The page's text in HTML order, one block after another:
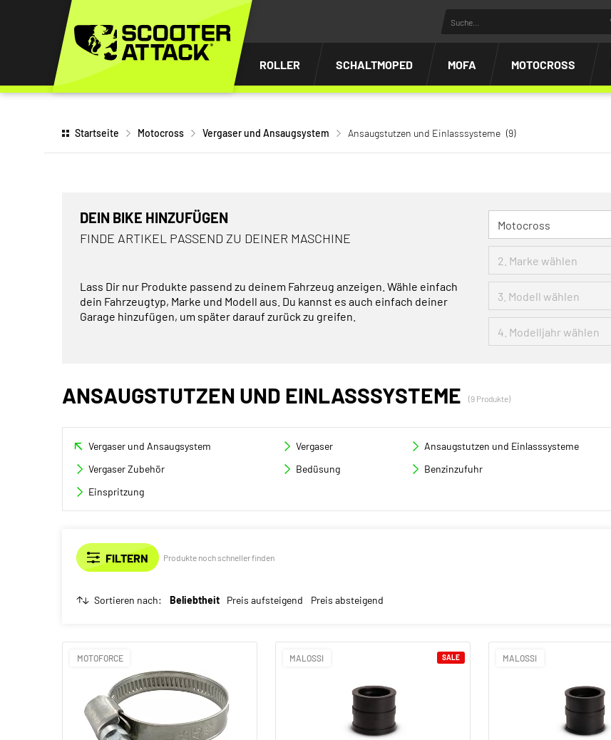
ROLLER SCHALTMOPED MOFA MOTOCROSS
Startseite Motocross Vergaser und Ansaugsystem Ansaugstutzen und Einlasssysteme (9)
DEIN BIKE HINZUFÜGEN
FINDE ARTIKEL PASSEND ZU DEINER MASCHINE
Lass Dir nur Produkte passend zu deinem Fahrzeug anzeigen. Wähle einfach
dein Fahrzeugtyp, Marke und Modell aus. Du kannst es auch einfach deiner
Garage hinzufügen, um später darauf zurück zu greifen.
ANSAUGSTUTZEN UND EINLASSSYSTEME (9 Produkte)
Vergaser und Ansaugsystem Vergaser Ansaugstutzen und Einlasssysteme
Vergaser Zubehör
Bedüsung Benzinzufuhr
Einspritzung
Produkte noch schneller finden
Sortieren nach: Beliebtheit Preis aufsteigend Preis absteigend
MOTOFORCE MALOSSI SALE MALOSSI